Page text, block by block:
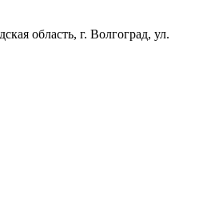
область, г. Волгоград, ул.